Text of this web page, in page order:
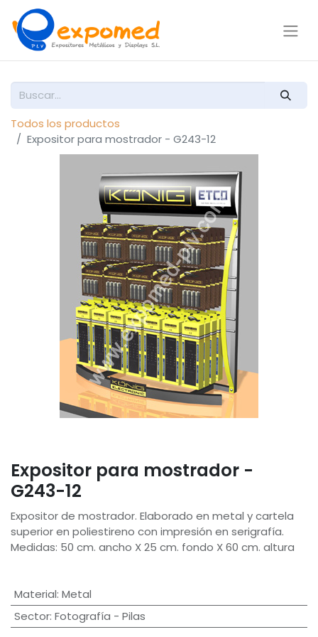
Todos los productos
Expositor para mostrador - G243-12
Expositor para mostrador -
G243-12
Expositor de mostrador. Elaborado en metal y cartela
superior en poliestireno con impresión en serigrafía.
Medidas: 50 cm. ancho X 25 cm. fondo X 60 cm. altura
Material: Metal
Sector: Fotografía - Pilas